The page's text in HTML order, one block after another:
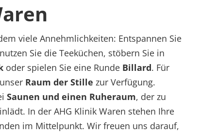
viele Annehmlichkeiten: Entspannen Sie
Sie die Teeküchen, stöbern Sie in
oder spielen Sie eine Runde Billard. Für
Raum der Stille zur Verfügung.
Saunen und einen Ruheraum, der zu
In der AHG Klinik Waren stehen Ihre
im Mittelpunkt. Wir freuen uns darauf,